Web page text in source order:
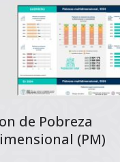
de Pobreza
(PM)